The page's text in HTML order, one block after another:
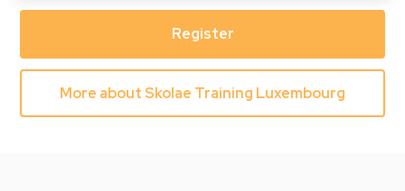
Register
More about Skolae Training Luxembourg